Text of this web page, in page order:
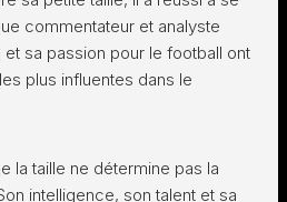
commentateur et analyste
sa passion pour le football ont
plus influentes dans le
la taille ne détermine pas la
intelligence, son talent et sa